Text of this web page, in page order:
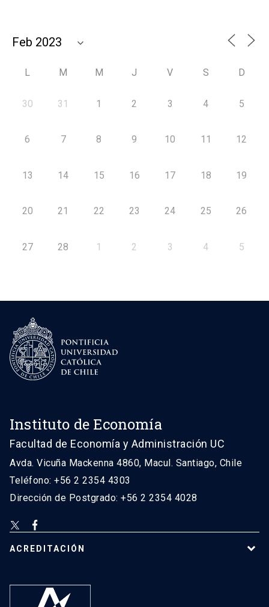
L M M J V S D
30 31 1 2 3 4 5
6 7 8 9 10 11 12
13 14 15 16 17 18 19
20 21 22 23 24 25 26
27 28 1 2 3 4 5
Instituto de Economía
Facultad de Economía y Administración UC
Avda. Vicuña Mackenna 4860, Macul. Santiago, Chile
Teléfono: +56 2 2354 4303
Dirección de Postgrado: +56 2 2354 4028
ACREDITACIÓN